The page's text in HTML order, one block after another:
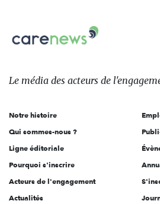
sur:
Le
des
l'engagement
Le média des acteurs de
Notre histoire
Qui sommes-nous ?
Ligne éditoriale
Pourquoi s'inscrire
Acteurs de l'engagement
Actualités